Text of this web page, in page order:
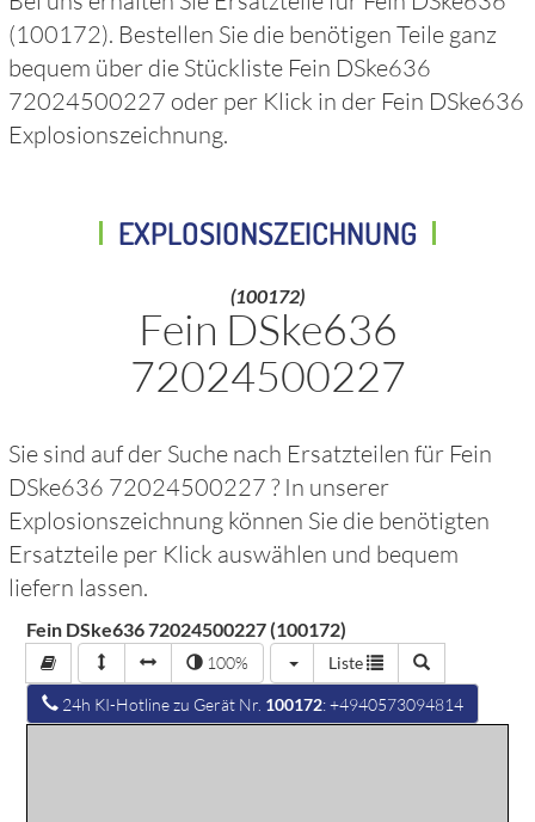
(100172). Bestellen Sie die benötigen Teile ganz
bequem über die Stückliste Fein DSke636
72024500227 oder per Klick in der Fein DSke636
Explosionszeichnung.
EXPLOSIONSZEICHNUNG
(100172)
Fein DSke636
72024500227
Sie sind auf der Suche nach Ersatzteilen für Fein
DSke636 72024500227? In unserer
Explosionszeichnung können Sie die benötigten
Ersatzteile per Klick auswählen und bequem
liefern lassen.
Fein DSke636 72024500227 (100172)
100% Liste
24h KI-Hotline zu Gerät Nr. 100172: +4940573094814